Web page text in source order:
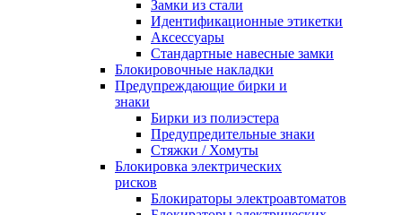
Замки из стали
Идентификационные этикетки
Аксессуары
Стандартные навесные замки
Блокировочные накладки
Предупреждающие бирки и
знаки
Бирки из полиэстера
Предупредительные знаки
Стяжки / Хомуты
Блокировка электрических
рисков
Блокираторы электроавтоматов